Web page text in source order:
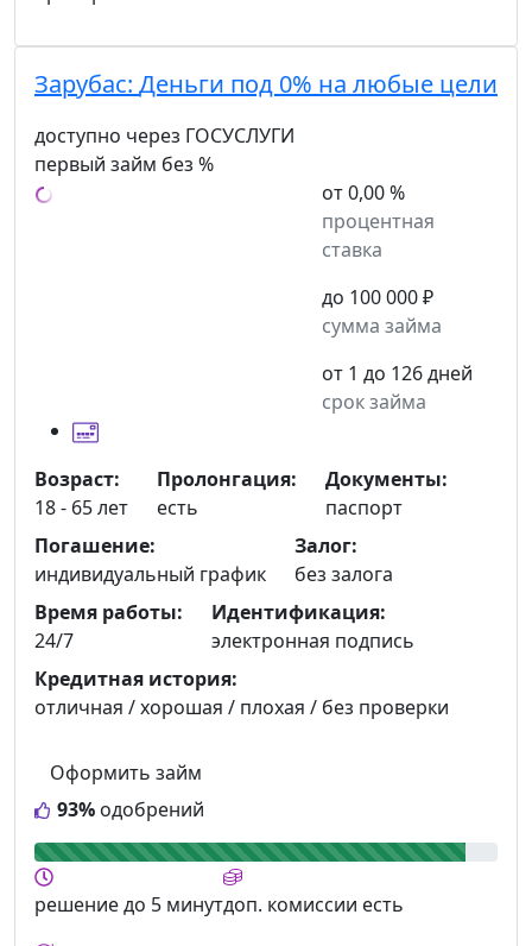
Зарубас: Деньги под 0% на любые цели
доступно через ГОСУСЛУГИ
первый займ без %
от 0,00 %
процентная
ставка
до 100 000 ₽
сумма займа
от 1 до 126 дней
срок займа
93% одобрений
Оформить займ
Возраст:
18 - 65 лет
Пролонгация:
есть
Документы:
паспорт
Погашение:
индивидуальный график
Залог:
без залога
Время работы:
24/7
Идентификация:
электронная подпись
Кредитная история:
отличная / хорошая / плохая / без проверки
решениедо 5 минутдоп. комиссии есть